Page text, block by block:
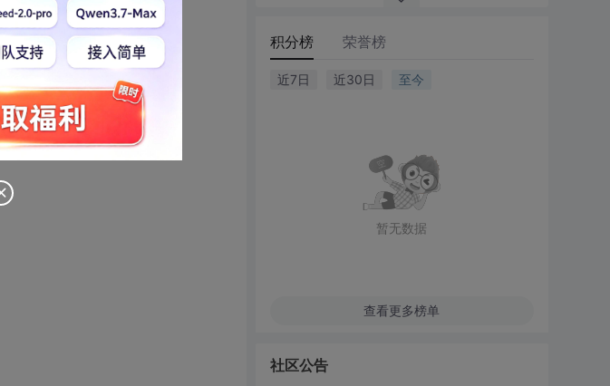
积分榜 荣誉榜
近7日 近30日 至今
暂无数据
查看更多榜单
社区公告